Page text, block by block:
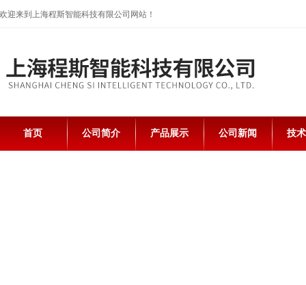
欢迎来到上海程斯智能科技有限公司网站！
首页 公司简介 产品展示 公司新闻 技